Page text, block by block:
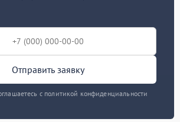
Отправить заявку
с политикой конфиденциальности